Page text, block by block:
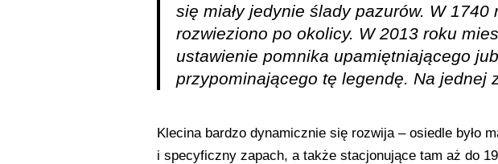
się miały jedynie ślady pazurów. W 1740
rozwieziono po okolicy. W 2013 roku
ustawienie pomnika upamiętniającego
przypominającego tę legendę. Na jednej
Klecina bardzo dynamicznie się rozwija – osiedle było
i specyficzny zapach, a także stacjonujące tam aż do